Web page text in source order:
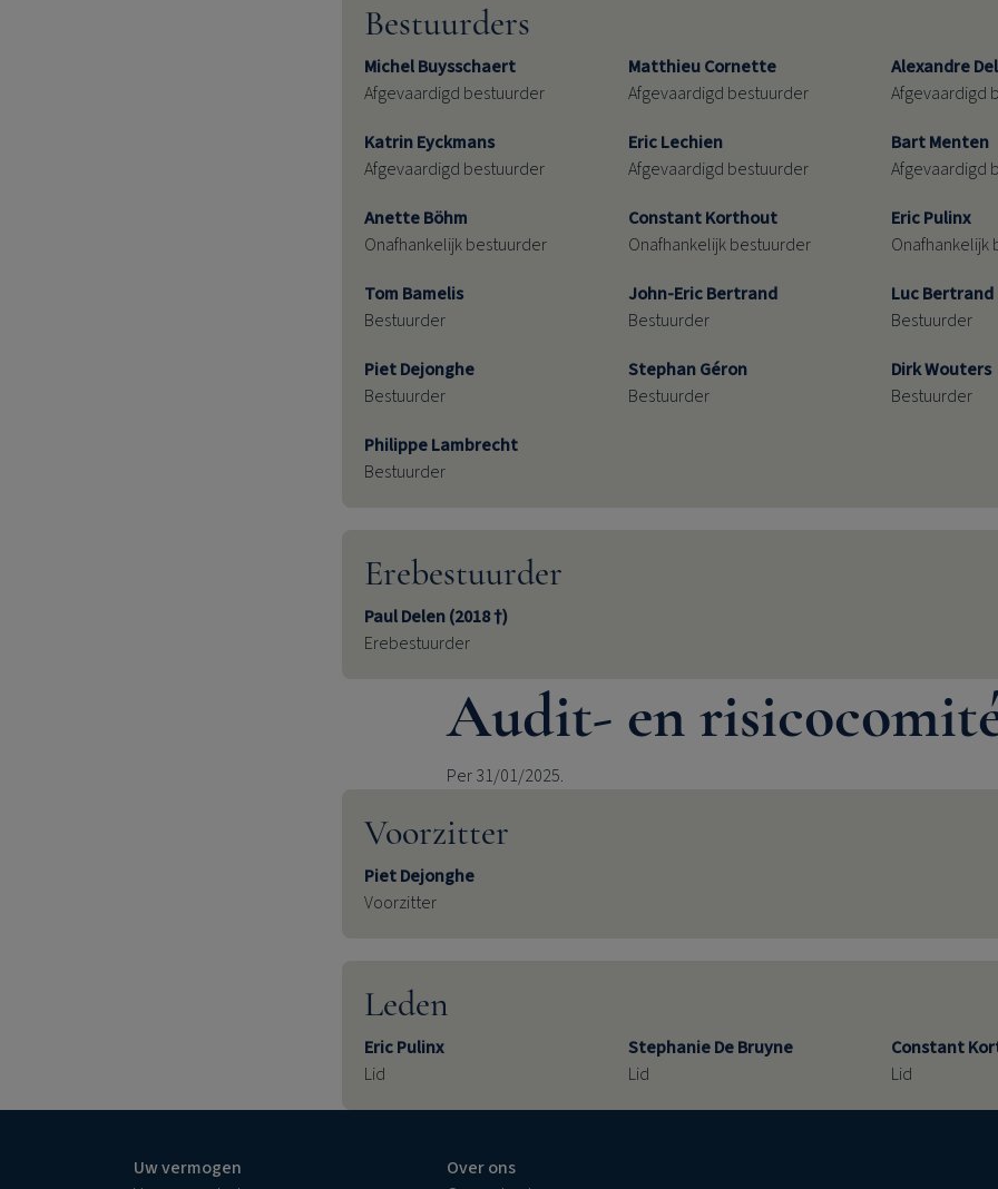
Bestuurders
Michel Buysschaert
Afgevaardigd bestuurder
Matthieu Cornette
Afgevaardigd bestuurder
Alexandre
Afgevaardigd
Katrin Eyckmans
Afgevaardigd bestuurder
Eric Lechien
Afgevaardigd bestuurder
Bart Menten
Afgevaardigd
Anette Böhm
Onafhankelijk bestuurder
Constant Korthout
Onafhankelijk bestuurder
Eric Pulinx
Onafhankelijk
Tom Bamelis
Bestuurder
John-Eric Bertrand
Bestuurder
Luc Bertrand
Bestuurder
Piet Dejonghe
Bestuurder
Stephan Géron
Bestuurder
Dirk Wouters
Bestuurder
Philippe Lambrecht
Bestuurder
Erebestuurder
Paul Delen (2018 †)
Erebestuurder
Audit- en
Per 31/01/2025.
Voorzitter
Piet Dejonghe
Voorzitter
Leden
Eric Pulinx
Lid
Stephanie De Bruyne
Lid
Constant
Lid
Uw vermogen
Over ons